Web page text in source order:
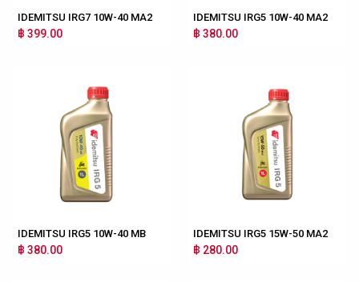
IDEMITSU IRG7 10W-40 MA2
฿ 399.00
IDEMITSU IRG5 10W-40 MA2
฿ 380.00
IDEMITSU IRG5 10W-40 MB
฿ 380.00
IDEMITSU IRG5 15W-50 MA2
฿ 280.00